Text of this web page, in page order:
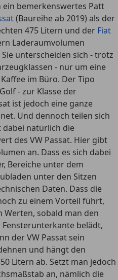
ein bemerkenswertes Patt
(Baureihe ab 2019) als der
475 Litern und der Fiat
Laderaumvolumen
Sie unterscheiden sich - trotz
- nur um eine
im Büro. Der Tipo
- zur Klasse der
ist jedoch eine ganze
Und dennoch teilen sich
dabei natürlich die
des VW Passat. Hier gibt
an. Dass es sich dabei
Bereiche unter dem
unter den Sitzen
Daten. Dass die
zu einem Vorteil führt,
sobald man den
belädt,
der VW Passat sein
und hängt den
Litern ab. Setzt man jedoch
an, nämlich die